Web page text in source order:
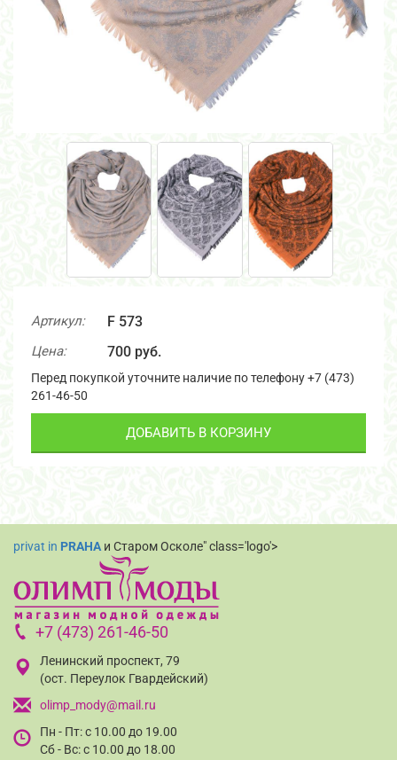
Артикул: F 573
Цена: 700 руб.
Перед покупкой уточните наличие по телефону +7 (473)
261-46-50
ДОБАВИТЬ В КОРЗИНУ
privat in PRAHA и Старом Осколе" class='logo'>
+7 (473) 261-46-50
Ленинский проспект, 79
(ост. Переулок Гвардейский)
olimp_mody@mail.ru
Пн - Пт: с 10.00 до 19.00
Сб - Вс: с 10.00 до 18.00